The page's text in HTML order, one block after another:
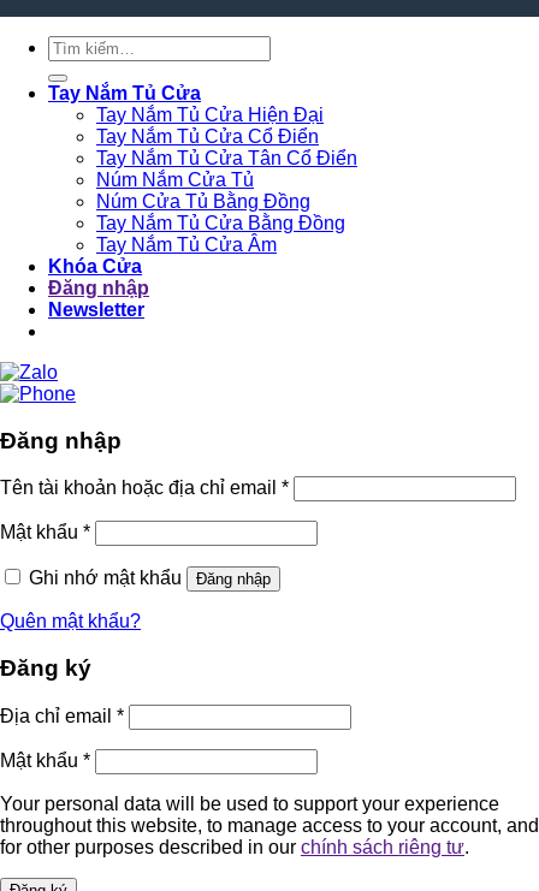
Tìm
kiếm:
Tay Nắm Tủ Cửa
Tay Nắm Tủ Cửa Hiện Đại
Tay Nắm Tủ Cửa Cổ Điển
Tay Nắm Tủ Cửa Tân Cổ Điển
Núm Nắm Cửa Tủ
Núm Cửa Tủ Bằng Đồng
Tay Nắm Tủ Cửa Bằng Đồng
Tay Nắm Tủ Cửa Âm
Khóa Cửa
Đăng nhập
Newsletter
Đăng nhập
Tên tài khoản hoặc địa chỉ email *
Mật khẩu *
Ghi nhớ mật khẩu Đăng nhập
Quên mật khẩu?
Đăng ký
Địa chỉ email *
Mật khẩu *
Your personal data will be used to support your experience
throughout this website, to manage access to your account, and
for other purposes described in our chính sách riêng tư.